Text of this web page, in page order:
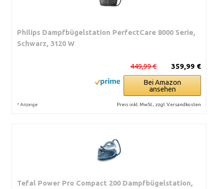
Philips Dampfbügelstation PerfectCare 8000 Serie,
Schwarz, 3120 W
359,99 €
449,99 €
Bei Amazon
ansehen
* Anzeige Preis inkl. MwSt., zzgl. Versandkosten
Tefal Power Pro Compact 200 Dampfbügelstation,